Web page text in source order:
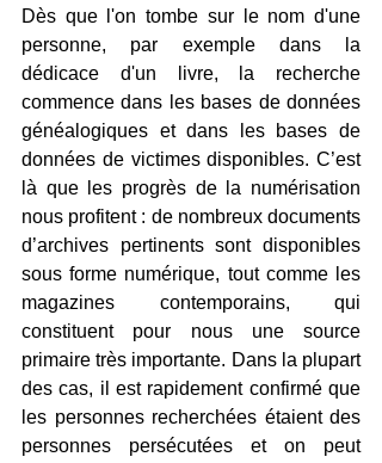
Dès que l'on tombe sur le nom d'une
personne, par exemple dans la
dédicace d'un livre, la recherche
commence dans les bases de données
généalogiques et dans les bases de
données de victimes disponibles. C’est
là que les progrès de la numérisation
nous profitent : de nombreux documents
d’archives pertinents sont disponibles
sous forme numérique, tout comme les
magazines contemporains, qui
constituent pour nous une source
primaire très importante. Dans la plupart
des cas, il est rapidement confirmé que
les personnes recherchées étaient des
personnes persécutées et on peut